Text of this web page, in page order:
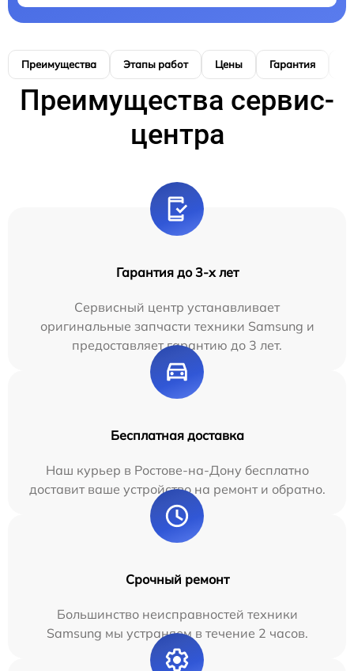
Преимущества Этапы работ Цены Гарантия
Преимущества сервис-
центра
Гарантия до 3-х лет
Сервисный центр устанавливает
оригинальные запчасти техники Samsung и
предоставляет гарантию до 3 лет.
Бесплатная доставка
Наш курьер в Ростове-на-Дону бесплатно
доставит ваше устройство на ремонт и обратно.
Срочный ремонт
Большинство неисправностей техники
Samsung мы устраняем в течение 2 часов.